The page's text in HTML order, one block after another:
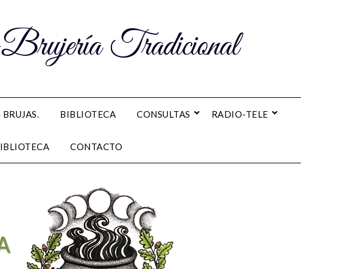
Tradicional
BIBLIOTECA CONSULTAS RADIO-TELE
CONTACTO